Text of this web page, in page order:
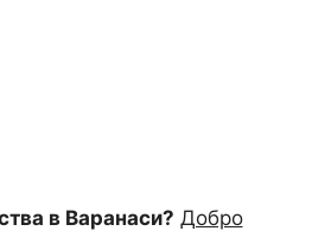
в Варанаси? Добро